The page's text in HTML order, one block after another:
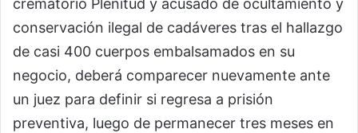
crematorio Plenitud y acusado de ocultamiento y
conservación ilegal de cadáveres tras el hallazgo
de casi 400 cuerpos embalsamados en su
negocio, deberá comparecer nuevamente ante
un juez para definir si regresa a prisión
preventiva, luego de permanecer tres meses en